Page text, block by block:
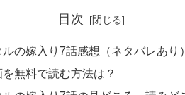
目次
ルの嫁入り7話感想（ネタバレあり）
を無料で読む方法は？